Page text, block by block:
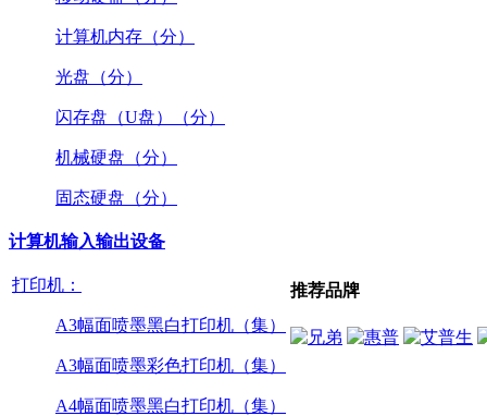
计算机内存（分）
光盘（分）
闪存盘（U盘）（分）
机械硬盘（分）
固态硬盘（分）
计算机输入输出设备
打印机：
A3幅面喷墨黑白打印机（集）
A3幅面喷墨彩色打印机（集）
A4幅面喷墨黑白打印机（集）
推荐品牌